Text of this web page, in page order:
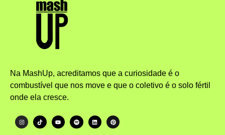
Na MashUp, acreditamos que a curiosidade é o
combustível que nos move e que o coletivo é o solo fértil
onde ela cresce.